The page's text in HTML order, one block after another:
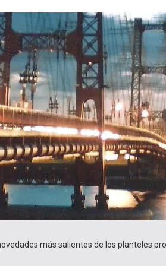
más salientes de los planteles